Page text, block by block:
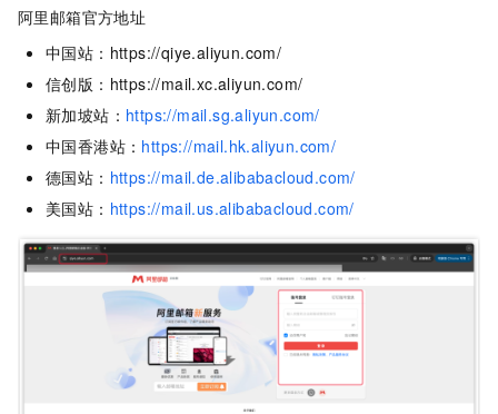
阿里邮箱官方地址
中国站：https://qiye.aliyun.com/
信创版：https://mail.xc.aliyun.com/
新加坡站： https://mail.sg.aliyun.com/
中国香港站： https://mail.hk.aliyun.com/
德国站： https://mail.de.alibabacloud.com/
美国站： https://mail.us.alibabacloud.com/